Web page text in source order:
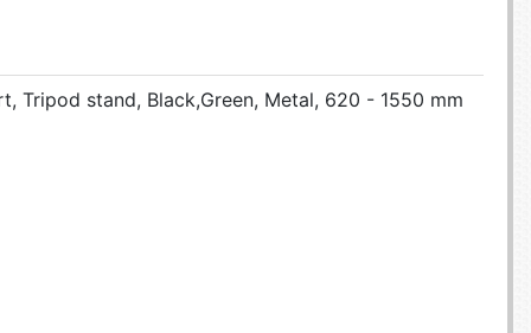
TÉLÉPHONIE
CONNECTÉS
Tripod stand, Black,Green, Metal, 620 - 1550 mm